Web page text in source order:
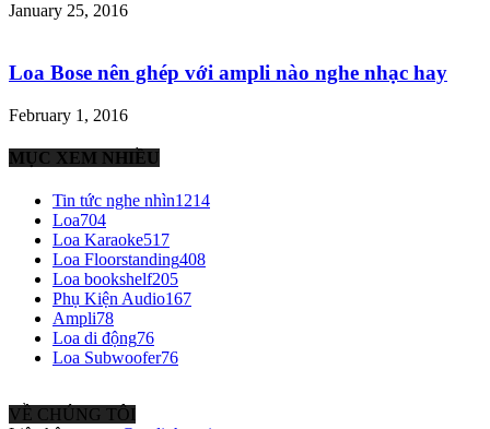
January 25, 2016
Loa Bose nên ghép với ampli nào nghe nhạc hay
February 1, 2016
MỤC XEM NHIỀU
Tin tức nghe nhìn1214
Loa704
Loa Karaoke517
Loa Floorstanding408
Loa bookshelf205
Phụ Kiện Audio167
Ampli78
Loa di động76
Loa Subwoofer76
VỀ CHÚNG TÔI